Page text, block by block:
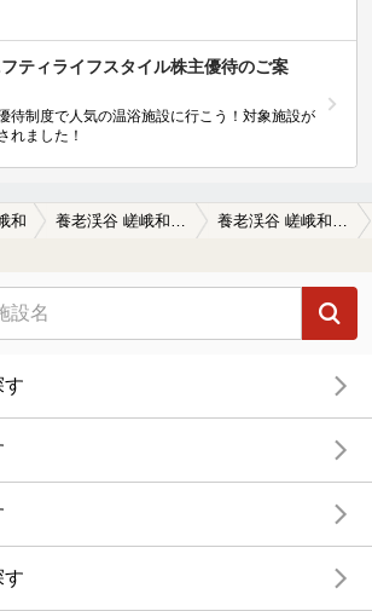
フティライフスタイル株主優待のご案
待制度で人気の温浴施設に行こう！対象施設が
れました！
和 養老渓谷 嵯峨和の口コミ一覧 養老渓谷 嵯峨和の口コミ 食事をすると黒湯入浴が無料に！
す
す